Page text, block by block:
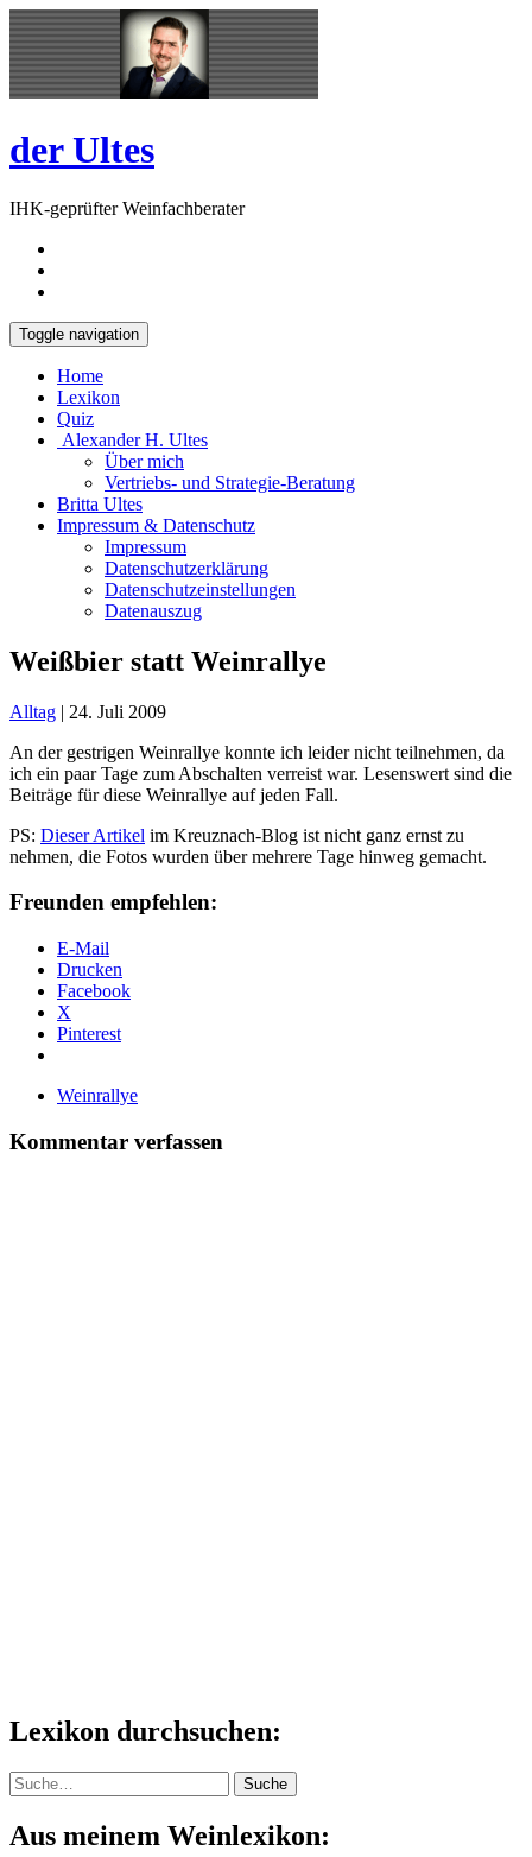
Skip
to
content
Open
Sidebar
der Ultes
IHK-geprüfter Weinfachberater
Toggle navigation
Home
Lexikon
Quiz
Alexander H. Ultes
Über mich
Vertriebs- und Strategie-Beratung
Britta Ultes
Impressum & Datenschutz
Impressum
Datenschutzerklärung
Datenschutzeinstellungen
Datenauszug
Weißbier statt Weinrallye
Alltag | 24. Juli 2009
An der gestrigen Weinrallye konnte ich leider nicht teilnehmen, da
ich ein paar Tage zum Abschalten verreist war. Lesenswert sind die
Beiträge für diese Weinrallye auf jeden Fall.
PS: Dieser Artikel im Kreuznach-Blog ist nicht ganz ernst zu
nehmen, die Fotos wurden über mehrere Tage hinweg gemacht.
Freunden empfehlen:
E-Mail
Drucken
Facebook
X
Pinterest
Weinrallye
Kommentar verfassen
Lexikon durchsuchen:
Suche Suche
Aus meinem Weinlexikon: